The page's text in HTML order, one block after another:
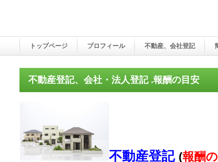
不動産登記、会社・法人登記 .報酬の目安
不動産登記 (報酬
トップページ プロフィール 不動産、会社登記